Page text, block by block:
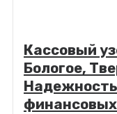
Кассовый
Бологое,
Надежность